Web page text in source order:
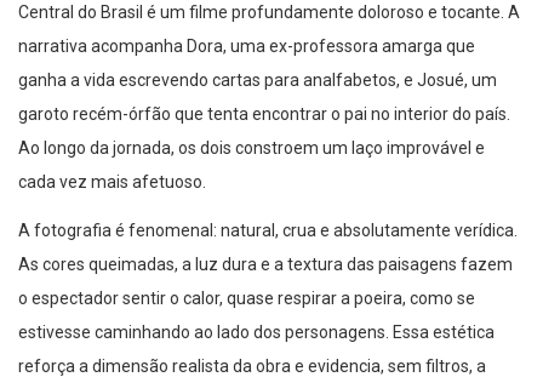
Central do Brasil é um filme profundamente doloroso e tocante. A
narrativa acompanha Dora, uma ex-professora amarga que
ganha a vida escrevendo cartas para analfabetos, e Josué, um
garoto recém-órfão que tenta encontrar o pai no interior do país.
Ao longo da jornada, os dois constroem um laço improvável e
cada vez mais afetuoso.
A fotografia é fenomenal: natural, crua e absolutamente verídica.
As cores queimadas, a luz dura e a textura das paisagens fazem
o espectador sentir o calor, quase respirar a poeira, como se
estivesse caminhando ao lado dos personagens. Essa estética
reforça a dimensão realista da obra e evidencia, sem filtros, a